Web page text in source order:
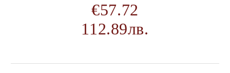
€57.72
112.89лв.